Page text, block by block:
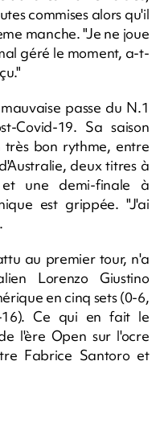
commises alors qu'il
manche. "Je ne joue
géré le moment, a-t-
passe du N.1
Covid-19. Sa saison
bon rythme, entre
deux titres à
et une demi-finale à
est grippée. "J'ai
au premier tour, n'a
Lorenzo Giustino
en cinq sets (0-6,
Ce qui en fait le
l'ère Open sur l'ocre
Fabrice Santoro et